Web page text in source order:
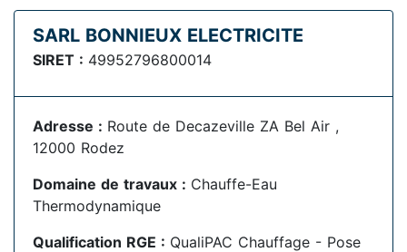
SARL BONNIEUX ELECTRICITE
SIRET : 49952796800014
Adresse : Route de Decazeville ZA Bel Air ,
12000 Rodez
Domaine de travaux : Chauffe-Eau
Thermodynamique
Qualification RGE : QualiPAC Chauffage - Pose